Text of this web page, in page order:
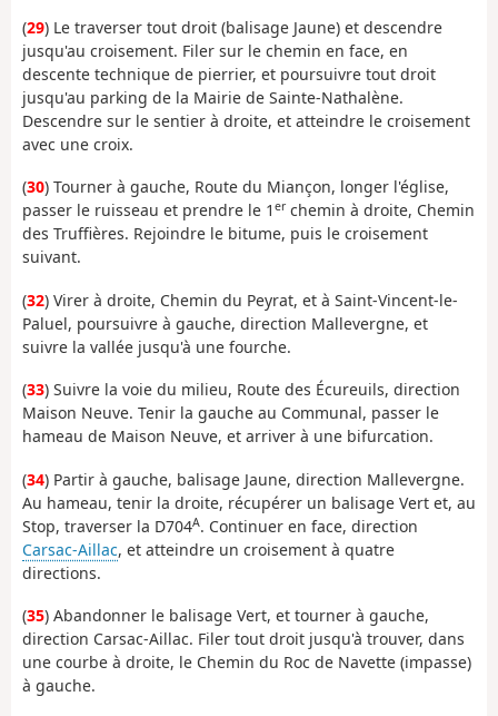
(29) Le traverser tout droit (balisage Jaune) et descendre
jusqu'au croisement. Filer sur le chemin en face, en
descente technique de pierrier, et poursuivre tout droit
jusqu'au parking de la Mairie de Sainte-Nathalène.
Descendre sur le sentier à droite, et atteindre le croisement
avec une croix.
(30) Tourner à gauche, Route du Miançon, longer l'église,
passer le ruisseau et prendre le 1 er chemin à droite, Chemin
des Truffières. Rejoindre le bitume, puis le croisement
suivant.
(32) Virer à droite, Chemin du Peyrat, et à Saint-Vincent-le-
Paluel, poursuivre à gauche, direction Mallevergne, et
suivre la vallée jusqu'à une fourche.
(33) Suivre la voie du milieu, Route des Écureuils, direction
Maison Neuve. Tenir la gauche au Communal, passer le
hameau de Maison Neuve, et arriver à une bifurcation.
(34) Partir à gauche, balisage Jaune, direction Mallevergne.
Au hameau, tenir la droite, récupérer un balisage Vert et, au
Stop, traverser la D704A. Continuer en face, direction
Carsac-Aillac, et atteindre un croisement à quatre
directions.
(35) Abandonner le balisage Vert, et tourner à gauche,
direction Carsac-Aillac. Filer tout droit jusqu'à trouver, dans
une courbe à droite, le Chemin du Roc de Navette (impasse)
à gauche.